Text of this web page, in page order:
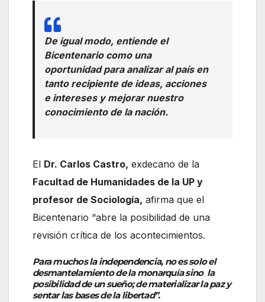
De igual modo, entiende el
Bicentenario como una
oportunidad para analizar al país en
tanto recipiente de ideas, acciones
e intereses y mejorar nuestro
conocimiento de la nación.
El Dr. Carlos Castro, exdecano de la
Facultad de Humanidades de la UP y
profesor de Sociología, afirma que el
Bicentenario “abre la posibilidad de una
revisión crítica de los acontecimientos.
Para muchos la independencia, no es solo el
desmantelamiento de la monarquía sino la
posibilidad de un sueño; de materializar la paz y
sentar las bases de la libertad”.